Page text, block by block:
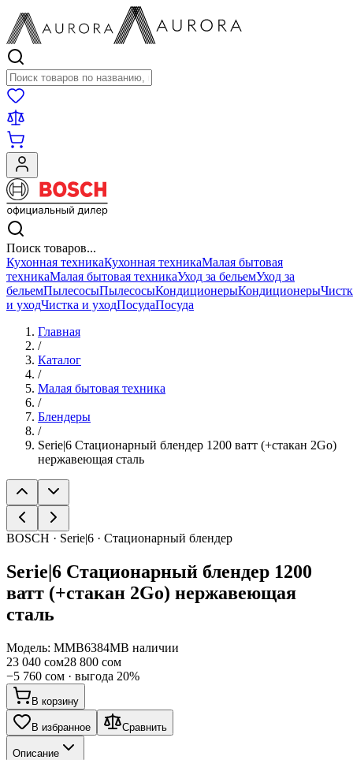
Поиск товаров
Поиск товаров...
Кухонная техникаКухонная техникаМалая бытовая
техникаМалая бытовая техникаУход за бельемУход за
бельемПылесосыПылесосыКондиционерыКондиционеры
и уходЧистка и уходПосудаПосуда
Главная
/
Каталог
/
Малая бытовая техника
/
Блендеры
/
Serie|6 Стационарный блендер 1200 ватт (+стакан 2Go)
нержавеющая сталь
BOSCH · Serie|6 · Стационарный блендер
Serie|6 Стационарный блендер 1200
ватт (+стакан 2Go) нержавеющая
сталь
Модель: MMB6384MВ наличии
23 040 сом28 800 сом
−5 760 сом · выгода 20%
В корзину
В избранное Сравнить
Описание